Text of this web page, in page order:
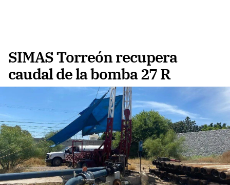
SIMAS Torreón recupera
caudal de la bomba 27 R